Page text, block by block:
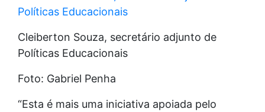
Cleiberton Souza, secretário adjunto de
Políticas Educacionais
Foto: Gabriel Penha
“Esta é mais uma iniciativa apoiada pelo